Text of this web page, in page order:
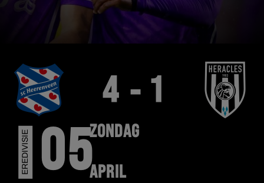
EREDIVISIE 05ZONDAG
APRIL
4 - 1